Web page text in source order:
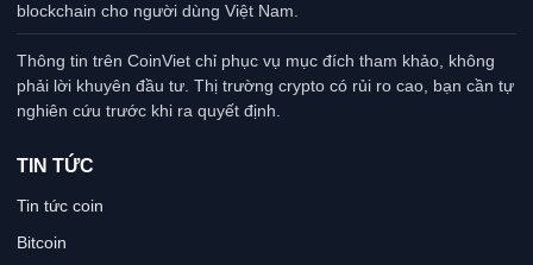
blockchain cho người dùng Việt Nam.
Thông tin trên CoinViet chỉ phục vụ mục đích tham khảo, không
phải lời khuyên đầu tư. Thị trường crypto có rủi ro cao, bạn cần tự
nghiên cứu trước khi ra quyết định.
TIN TỨC
Tin tức coin
Bitcoin